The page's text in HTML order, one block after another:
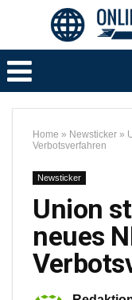
Home » Newsticker »
Verbotsverfahren
Newsticker
Union
neues